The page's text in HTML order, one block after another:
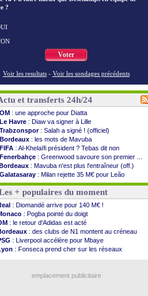
?
Voter
Voir les resultats - Voir les sondages précédents
et transferts 24h/24
OM : une approche pour Diatta
Le Havre : Diaw va signer à Lille
Trabzonspor : Salah a signé ! (officiel)
Bordeaux : les mots de Mavuba
FIFA : Al-Khelaïfi président ? Tebas dit non
Fenerbahçe : Greenwood savoure son premier ...
: Mavuba n'est plus l'entraîneur (off.)
Galatasaray : Milan rejette 35 M€ pour Leão
Southampton: D. Traoré prêté au Mans (officiel)
Real : Vinicius tout proche de prolonger !
: un accueil impressionnant pour Salah !
Real : Diomandé attendu ce jeudi à Madrid !
: Rodri, la piste Barça se confirme
: Akliouche arrive ce jeudi à Paris !
Médias: la Liga quitte beIN Sports !
PSG : pas d'inquiétude pour Rafael Pol
Real : ça se complique pour Rodri !
: c'est fait pour Fekir (officiel)
+ populaires du moment
: Diomandé arrive pour 140 M€ !
: Pogba pointé du doigt
: le retour d'Adidas est acté
: des clubs de N1 montent au créneau
: Liverpool accélère pour Mbaye
: Fonseca prend cher sur les réseaux
emplacement publicitaire